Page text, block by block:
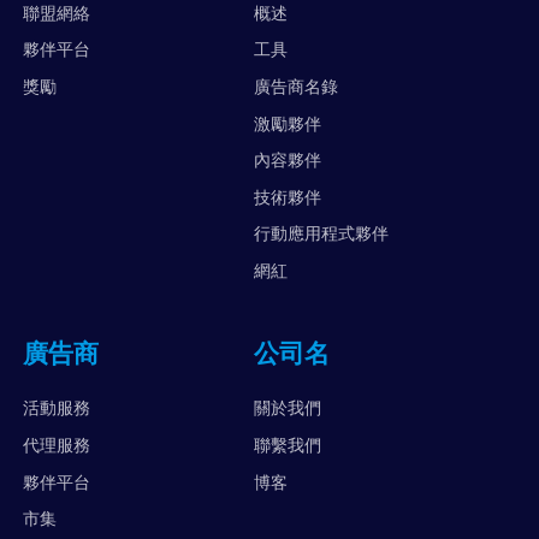
聯盟網絡
夥伴平台
獎勵
概述
工具
廣告商名錄
激勵夥伴
內容夥伴
技術夥伴
行動應用程式夥伴
網紅
廣告商
活動服務
代理服務
夥伴平台
市集
公司名
關於我們
聯繫我們
博客